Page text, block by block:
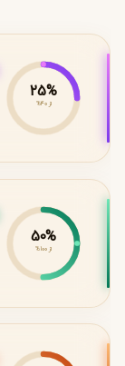
25%
از 40%
50%
از 100%